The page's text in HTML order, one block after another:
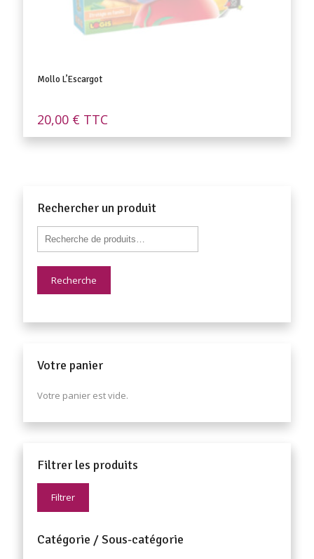
Mollo L’Escargot
20,00 € TTC
Rechercher un produit
Recherche
Votre panier
Votre panier est vide.
Filtrer les produits
Filtrer
Catégorie / Sous-catégorie